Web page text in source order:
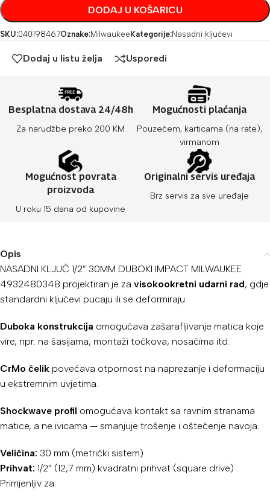
DODAJ U KOŠARICU
SKU:040198467Oznake:Milwaukee Kategorije:Nasadni ključevi
Dodaj u listu želja Usporedi
Besplatna dostava 24/48h
Za narudžbe preko 200 KM
Mogućnosti plaćanja
Pouzećem, karticama (na rate),
virmanom
Mogućnost povrata
proizvoda
U roku 15 dana od kupovine
Originalni servis uređaja
Brz servis za sve uređaje
Opis
NASADNI KLJUČ 1/2” 30MM DUBOKI IMPACT MILWAUKEE
4932480348 projektiran je za visokookretni udarni rad, gdje
standardni ključevi pucaju ili se deformiraju.
Duboka konstrukcija omogućava zašarafljivanje matica koje
vire, npr. na šasijama, montaži točkova, nosačima itd.
CrMo čelik povećava otpornost na naprezanje i deformaciju
u ekstremnim uvjetima.
Shockwave profil omogućava kontakt sa ravnim stranama
matice, a ne ivicama — smanjuje trošenje i oštećenje navoja.
Veličina: 30 mm (metrički sistem)
Prihvat: 1/2” (12,7 mm) kvadratni prihvat (square drive)
Primjenljiv za: